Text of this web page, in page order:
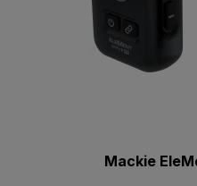
Mackie